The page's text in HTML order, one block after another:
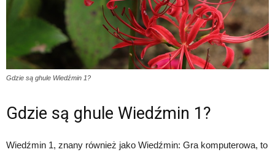
Gdzie są ghule Wiedźmin 1?
Gdzie są ghule Wiedźmin 1?
Wiedźmin 1, znany również jako Wiedźmin: Gra komputerowa, to